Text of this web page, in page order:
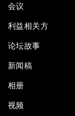
会议
利益相关方
论坛故事
新闻稿
相册
视频